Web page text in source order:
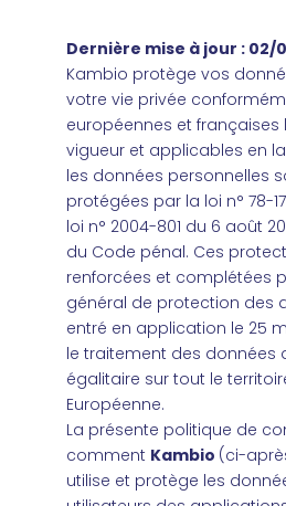
Dernière mise à jour : 02/
Kambio protège vos
votre vie privée
européennes et françaises
vigueur et applicables en
les données personnelles
protégées par la loi n° 78-
loi n° 2004-801 du 6 août
du Code pénal. Ces
renforcées et complétées
général de protection des
entré en application le 25
le traitement des données
égalitaire sur tout le
Européenne.
La présente politique de
comment Kambio (ci-
utilise et protège les